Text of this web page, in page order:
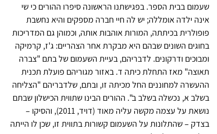
שעמום בבית הספר. בפגישתנו הראשונה סיפרו ההורים כי שי
אינה ילדה אומללה; יש לה חיי חברה מספקים והיא נחשבת
פופולרית בכיתתה, המורות אוהבות אותה, וכמוהן גם המדריכות
בחוגים השונים שבהם היא מבקרת אחר הצהריים: ג'ז, קרמיקה
ומבוכים ודרקונים. לדבריהם, בעיית השעמום של בתם "צברה
תאוצה" מאז התחלת כיתה ד. באזור מגוריהם פועלת תכנית
ההעשרה למחוננים החל מכיתה זו, ובתם, שלדבריהם "הצליחה
בשלב א, נכשלה בשלב ב". ההורים הבינו שתווית הכישלון שבתם
נושאת על עצמה מקשה עליה מאוד (דויד, 2011), והסיקו –
בצדק – שהתלונות על השעמום קשורות בתווית זו, שכן לו הייתה